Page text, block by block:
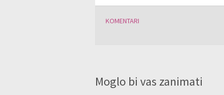
KOMENTARI
Moglo bi vas zanimati